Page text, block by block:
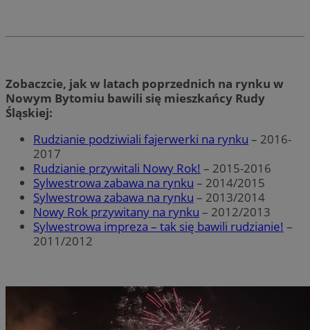
Zobaczcie, jak w latach poprzednich na rynku w
Nowym Bytomiu bawili się mieszkańcy Rudy
Śląskiej:
Rudzianie podziwiali fajerwerki na rynku – 2016-
2017
Rudzianie przywitali Nowy Rok! – 2015-2016
Sylwestrowa zabawa na rynku – 2014/2015
Sylwestrowa zabawa na rynku – 2013/2014
Nowy Rok przywitany na rynku – 2012/2013
Sylwestrowa impreza – tak się bawili rudzianie! –
2011/2012